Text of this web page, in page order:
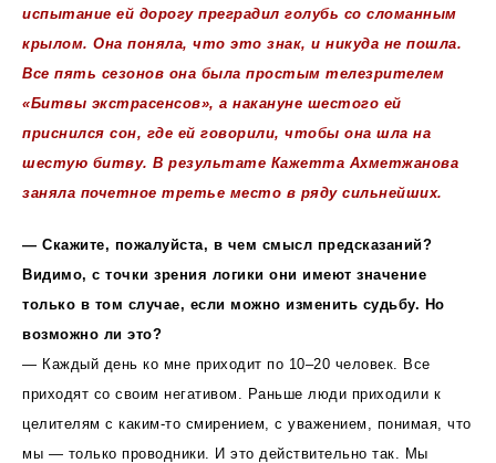
испытание ей дорогу преградил голубь со сломанным
крылом. Она поняла, что это знак, и никуда не пошла.
Все пять сезонов она была простым телезрителем
«Битвы экстрасенсов», а накануне шестого ей
приснился сон, где ей говорили, чтобы она шла на
шестую битву. В результате Кажетта Ахметжанова
заняла почетное третье место в ряду сильнейших.
— Скажите, пожалуйста, в чем смысл предсказаний?
Видимо, с точки зрения логики они имеют значение
только в том случае, если можно изменить судьбу. Но
возможно ли это?
— Каждый день ко мне приходит по 10–20 человек. Все
приходят со своим негативом. Раньше люди приходили к
целителям с каким-то смирением, с уважением, понимая, что
мы — только проводники. И это действительно так. Мы